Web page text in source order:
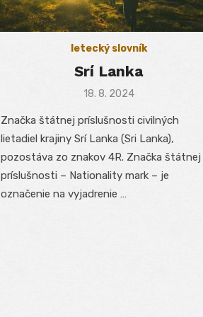
letecký slovník
Srí Lanka
Posted
18. 8. 2024
Značka štátnej príslušnosti civilných
lietadiel krajiny Srí Lanka (Sri Lanka),
pozostáva zo znakov 4R. Značka štátnej
príslušnosti – Nationality mark – je
označenie na vyjadrenie …